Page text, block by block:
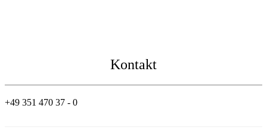
Kontakt
+49 351 470 37 - 0